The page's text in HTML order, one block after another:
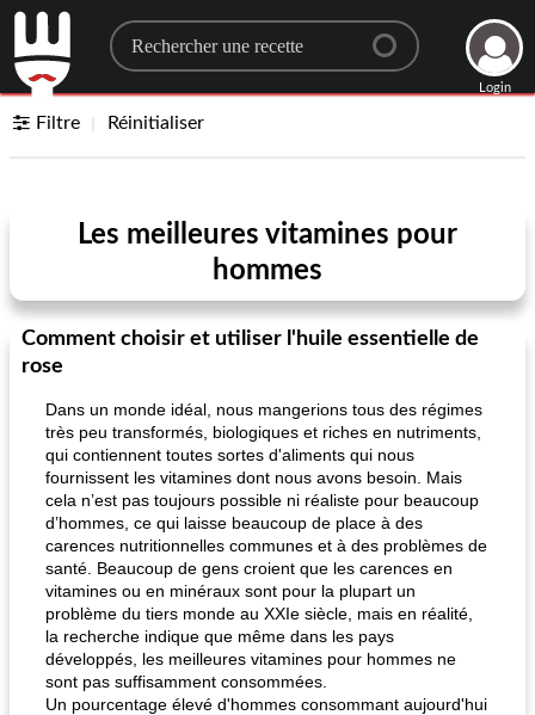
Search for a recipe
Login
Filtre Réinitialiser
Les meilleures vitamines pour
hommes
Comment choisir et utiliser l'huile essentielle de
rose
Dans un monde idéal, nous mangerions tous des régimes
très peu transformés, biologiques et riches en nutriments,
qui contiennent toutes sortes d'aliments qui nous
fournissent les vitamines dont nous avons besoin. Mais
cela n’est pas toujours possible ni réaliste pour beaucoup
d’hommes, ce qui laisse beaucoup de place à des
carences nutritionnelles communes et à des problèmes de
santé. Beaucoup de gens croient que les carences en
vitamines ou en minéraux sont pour la plupart un
problème du tiers monde au XXIe siècle, mais en réalité,
la recherche indique que même dans les pays
développés, les meilleures vitamines pour hommes ne
sont pas suffisamment consommées.
Un pourcentage élevé d'hommes consommant aujourd'hui